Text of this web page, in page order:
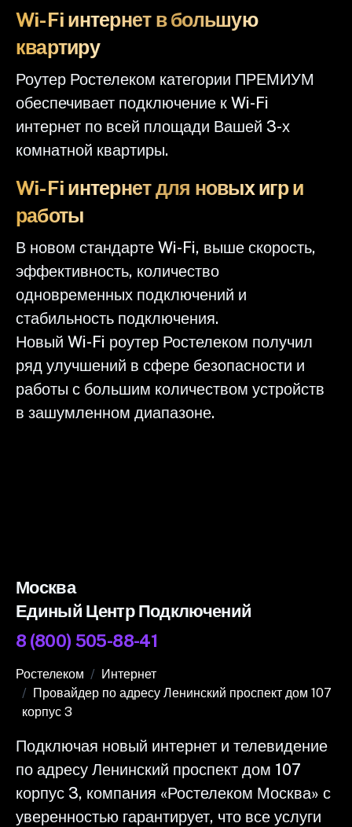
Wi-Fi интернет в большую
квартиру
Роутер Ростелеком категории ПРЕМИУМ
обеспечивает подключение к Wi-Fi
интернет по всей площади Вашей 3-х
комнатной квартиры.
Wi-Fi интернет для новых игр и
работы
В новом стандарте Wi-Fi, выше скорость,
эффективность, количество
одновременных подключений и
стабильность подключения.
Новый Wi-Fi роутер Ростелеком получил
ряд улучшений в сфере безопасности и
работы с большим количеством устройств
в зашумленном диапазоне.
Москва
Единый Центр Подключений
8 (800) 505-88-41
Ростелеком
Интернет
Провайдер по адресу Ленинский проспект дом 107
корпус 3
Подключая новый интернет и телевидение
по адресу Ленинский проспект дом 107
корпус 3, компания «Ростелеком Москва» с
уверенностью гарантирует, что все услуги